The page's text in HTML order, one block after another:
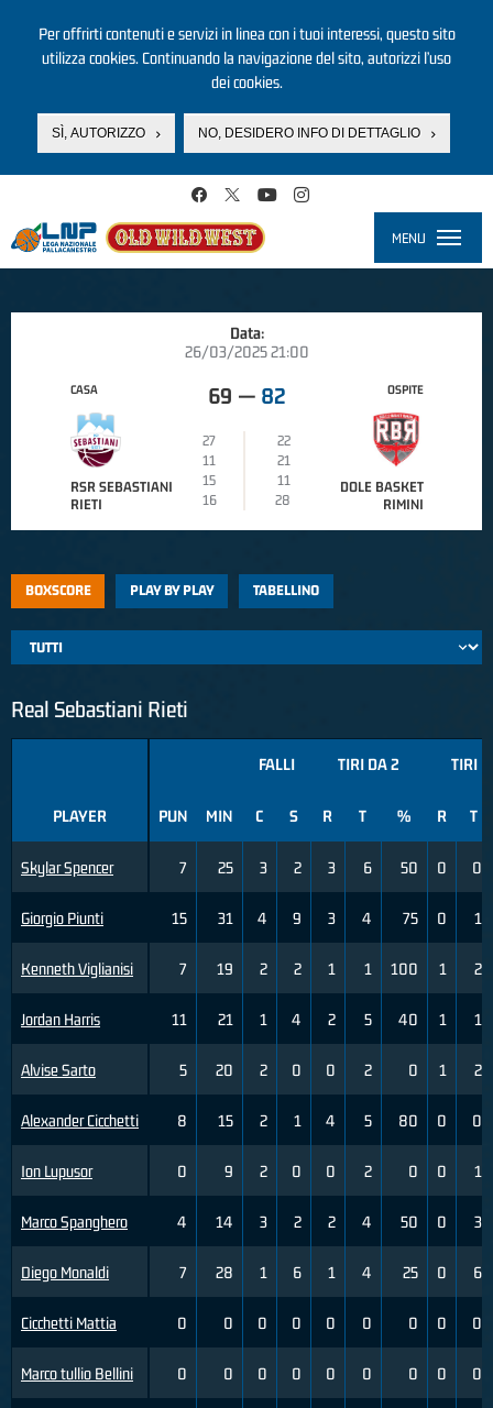
Per offrirti contenuti e servizi in linea con i tuoi interessi, questo sito
utilizza cookies. Continuando la navigazione del sito, autorizzi l’uso
dei cookies.
SÌ, AUTORIZZO NO, DESIDERO INFO DI DETTAGLIO
MENU
Data:
26/03/2025 21:00
CASA
RSR SEBASTIANI
RIETI
69 — 82
27
22
11
21
15
11
16
28
OSPITE
DOLE BASKET
RIMINI
BOXSCORE PLAY BY PLAY TABELLINO
Real Sebastiani Rieti
PLAYER
Skylar Spencer
Giorgio Piunti
Kenneth Viglianisi
Jordan Harris
Alvise Sarto
Alexander Cicchetti
Ion Lupusor
Marco Spanghero
Diego Monaldi
Cicchetti Mattia
Marco tullio Bellini
FALLI TIRI DA 2 TIRI
PUN MIN C S R T % R T
7 25 3 2 3 6 50 0 0
15 31 4 9 3 4 75 0 1
7 19 2 2 1 1 100 1 2
11 21 1 4 2 5 40 1 1
5 20 2 0 0 2 0 1 2
8 15 2 1 4 5 80 0 0
0 9 2 0 0 2 0 0 1
4 14 3 2 2 4 50 0 3
7 28 1 6 1 4 25 0 6
0 0 0 0 0 0 0 0 0
0 0 0 0 0 0 0 0 0